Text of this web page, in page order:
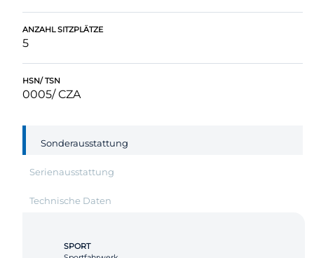
ANZAHL SITZPLÄTZE
5
HSN/ TSN
0005/ CZA
Technische Daten
Sonderausstattung
Serienausstattung
SPORT